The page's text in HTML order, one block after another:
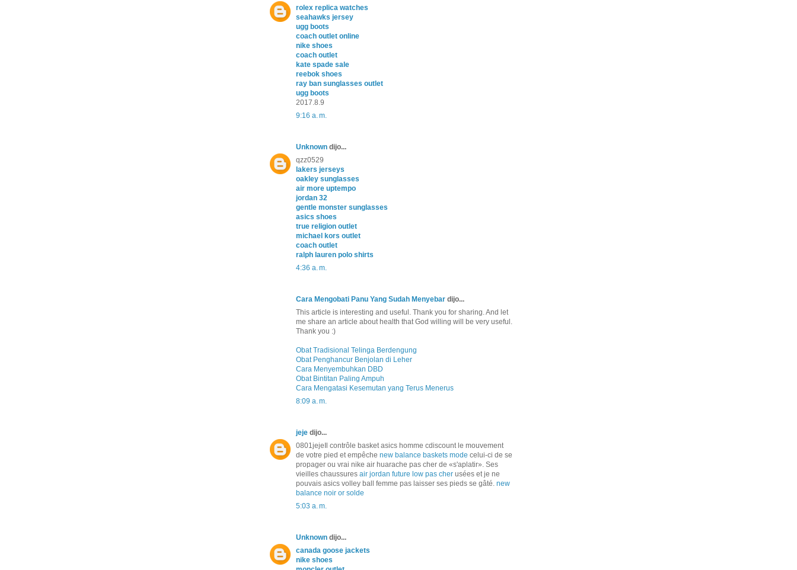
rolex replica watches
seahawks jersey
ugg boots
coach outlet online
nike shoes
coach outlet
kate spade sale
reebok shoes
ray ban sunglasses outlet
ugg boots
2017.8.9
9:16 a. m.
Unknown dijo...
qzz0529
lakers jerseys
oakley sunglasses
air more uptempo
jordan 32
gentle monster sunglasses
asics shoes
true religion outlet
michael kors outlet
coach outlet
ralph lauren polo shirts
4:36 a. m.
Cara Mengobati Panu Yang Sudah Menyebar dijo...
This article is interesting and useful. Thank you for sharing. And let
me share an article about health that God willing will be very useful.
Thank you :)
Obat Tradisional Telinga Berdengung
Obat Penghancur Benjolan di Leher
Cara Menyembuhkan DBD
Obat Bintitan Paling Ampuh
Cara Mengatasi Kesemutan yang Terus Menerus
8:09 a. m.
jeje dijo...
0801jejeIl contrôle basket asics homme cdiscount le mouvement
de votre pied et empêche new balance baskets mode celui-ci de se
propager ou vrai nike air huarache pas cher de «s'aplatir». Ses
vieilles chaussures air jordan future low pas cher usées et je ne
pouvais asics volley ball femme pas laisser ses pieds se gâté. new
balance noir or solde
5:03 a. m.
Unknown dijo...
canada goose jackets
nike shoes